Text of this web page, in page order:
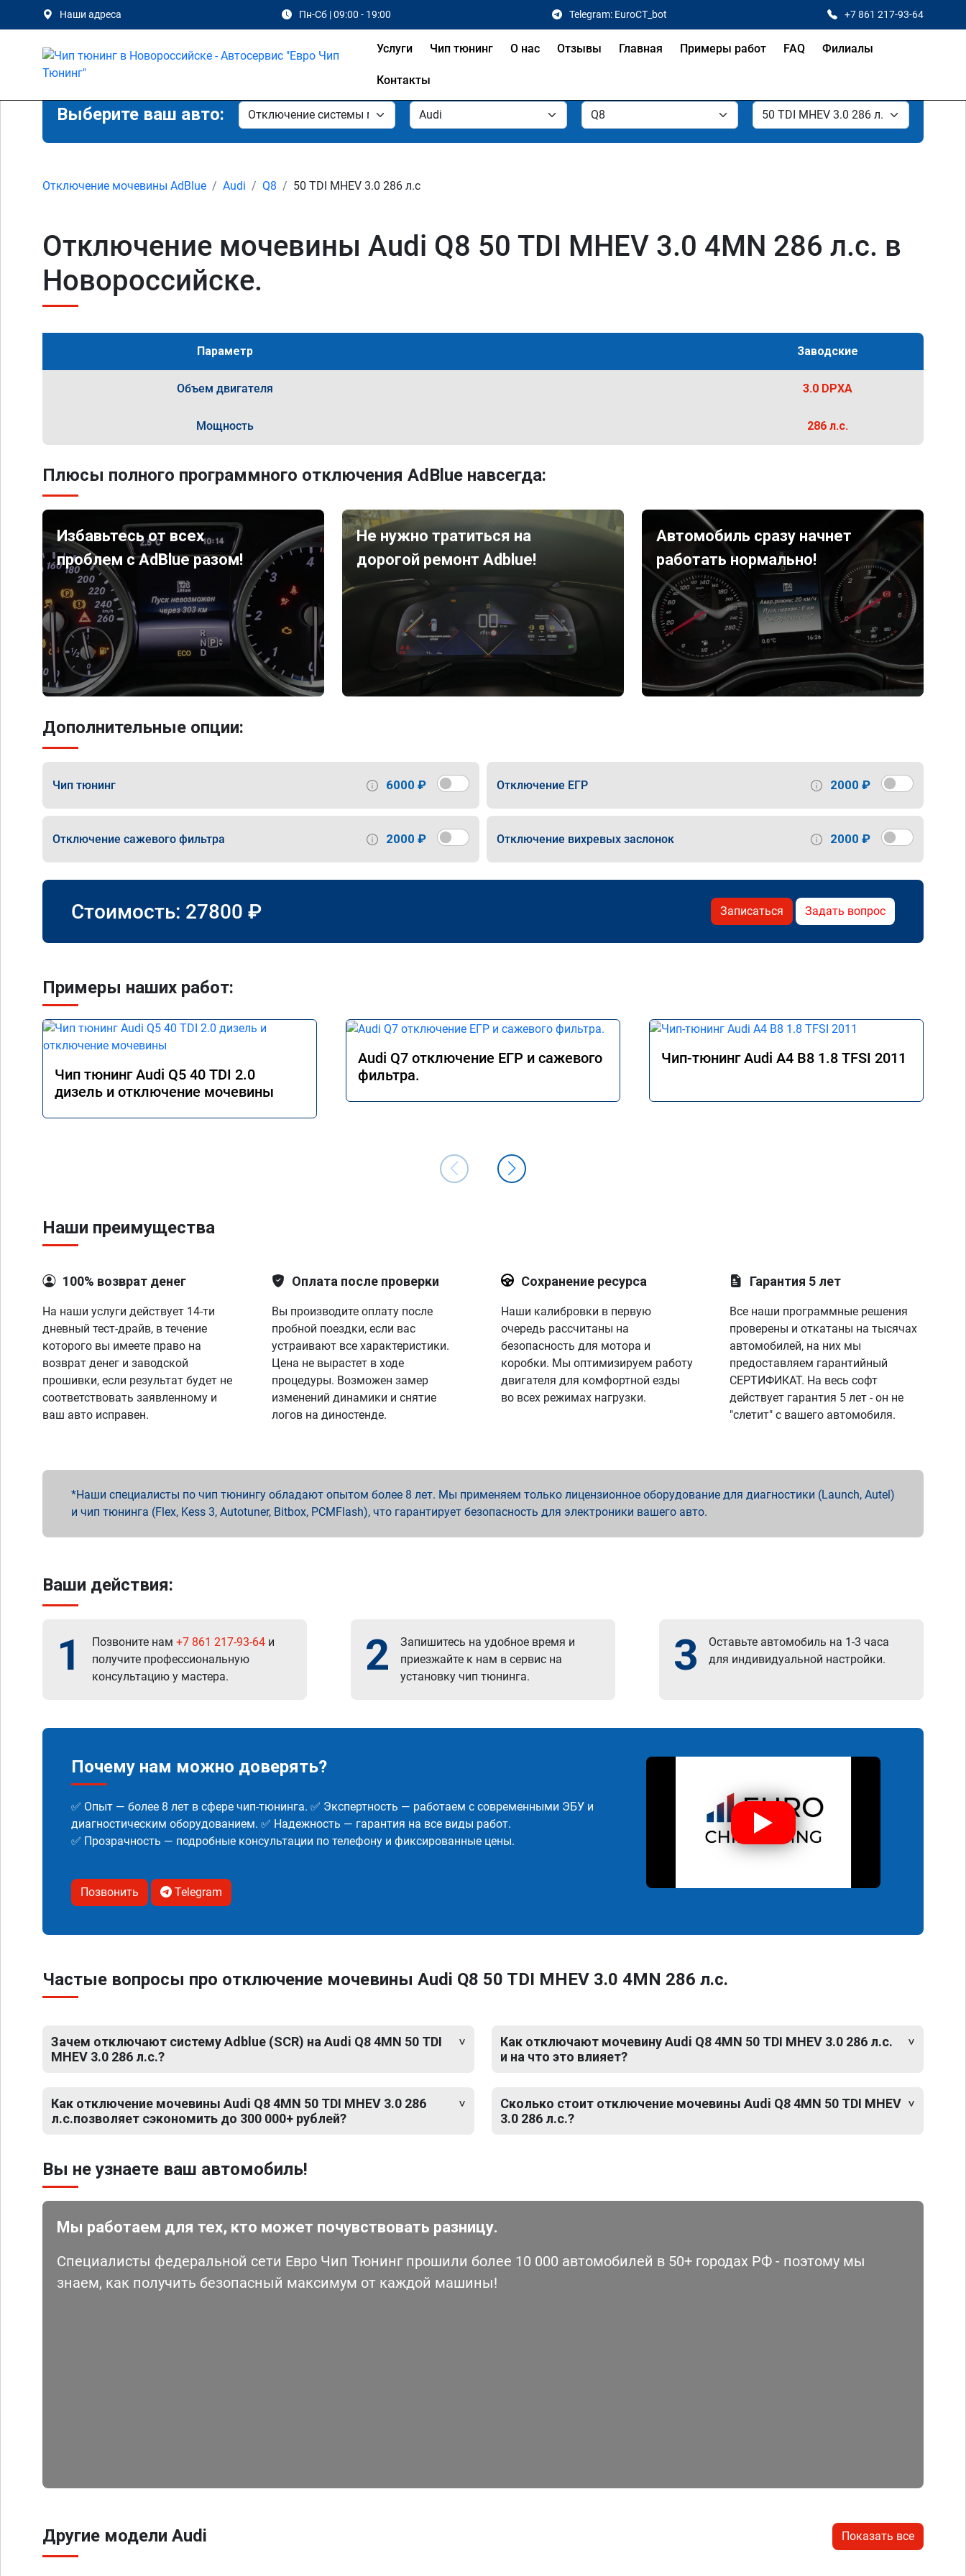
Наши адреса Пн-Сб | 09:00 - 19:00 Telegram: EuroCT_bot +7 861 217-93-64
Услуги Чип тюнинг О нас Отзывы Главная Примеры работ FAQ Филиалы
Контакты
Выберите ваш авто:
Отключение мочевины AdBlue Audi Q8 50 TDI MHEV 3.0 286 л.с
Отключение мочевины Audi Q8 50 TDI MHEV 3.0 4MN 286 л.с. в
Новороссийске.
Параметр Заводские
Объем двигателя 3.0 DPXA
Мощность 286 л.с.
Плюсы полного программного отключения AdBlue навсегда:
Избавьтесь от всех
проблем с AdBlue разом!
Не нужно тратиться на
дорогой ремонт Adblue!
Автомобиль сразу начнет
работать нормально!
Дополнительные опции:
Чип тюнинг 6000 ₽ Отключение ЕГР 2000 ₽
Отключение сажевого фильтра 2000 ₽ Отключение вихревых заслонок 2000 ₽
Стоимость: 27800 ₽ Записаться Задать вопрос
Примеры наших работ:
Чип тюнинг Audi Q5 40 TDI 2.0
дизель и отключение мочевины
Audi Q7 отключение ЕГР и сажевого
фильтра.
Чип-тюнинг Audi A4 B8 1.8 TFSI 2011
Наши преимущества
100% возврат денег
На наши услуги действует 14-ти
дневный тест-драйв, в течение
которого вы имеете право на
возврат денег и заводской
прошивки, если результат будет не
соответствовать заявленному и
ваш авто исправен.
Оплата после проверки
Вы производите оплату после
пробной поездки, если вас
устраивают все характеристики.
Цена не вырастет в ходе
процедуры. Возможен замер
изменений динамики и снятие
логов на диностенде.
Сохранение ресурса
Наши калибровки в первую
очередь рассчитаны на
безопасность для мотора и
коробки. Мы оптимизируем работу
двигателя для комфортной езды
во всех режимах нагрузки.
Гарантия 5 лет
Все наши программные решения
проверены и откатаны на тысячах
автомобилей, на них мы
предоставляем гарантийный
СЕРТИФИКАТ. На весь софт
действует гарантия 5 лет - он не
"слетит" с вашего автомобиля.
Наши специалисты по чип тюнингу обладают опытом более 8 лет. Мы применяем только лицензионное оборудование для диагностики (Launch, Autel)
и чип тюнинга (Flex, Kess 3, Autotuner, Bitbox, PCMFlash), что гарантирует безопасность для электроники вашего авто.
Ваши действия:
1 Позвоните нам +7 861 217-93-64 и
получите профессиональную
консультацию у мастера.
2
Запишитесь на удобное время и
приезжайте к нам в сервис на
установку чип тюнинга.
3
Оставьте автомобиль на 1-3 часа
для индивидуальной настройки.
Почему нам можно доверять?
✅ Опыт — более 8 лет в сфере чип-тюнинга. ✅ Экспертность — работаем с современными ЭБУ и
диагностическим оборудованием. ✅ Надежность — гарантия на все виды работ.
✅ Прозрачность — подробные консультации по телефону и фиксированные цены.
Позвонить Telegram
Частые вопросы про отключение мочевины Audi Q8 50 TDI MHEV 3.0 4MN 286 л.с.
Зачем отключают систему Adblue (SCR) на Audi Q8 4MN 50 TDI
MHEV 3.0 286 л.с.?
Как отключение мочевины Audi Q8 4MN 50 TDI MHEV 3.0 286
л.с.позволяет сэкономить до 300 000+ рублей?
Как отключают мочевину Audi Q8 4MN 50 TDI MHEV 3.0 286 л.с.
и на что это влияет?
Сколько стоит отключение мочевины Audi Q8 4MN 50 TDI MHEV
3.0 286 л.с.?
Вы не узнаете ваш автомобиль!
Мы работаем для тех, кто может почувствовать разницу.
Специалисты федеральной сети Евро Чип Тюнинг прошили более 10 000 автомобилей в 50+ городах РФ - поэтому мы
знаем, как получить безопасный максимум от каждой машины!
Другие модели Audi Показать все